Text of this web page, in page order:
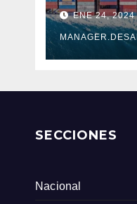
DE 6.500
ENE 24, 2024
SECCIONES
Nacional